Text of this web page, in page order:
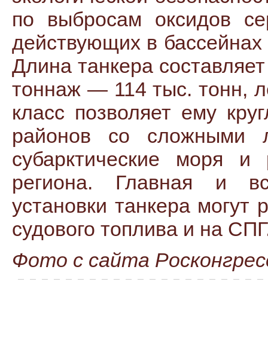
по выбросам оксидов
действующих в
Длина танкера
тоннаж — 114 тыс. тонн,
класс позволяет ему
районов со сложными
субарктические моря и
региона. Главная и
установки танкера могут
судового топлива и на
Фото с сайта